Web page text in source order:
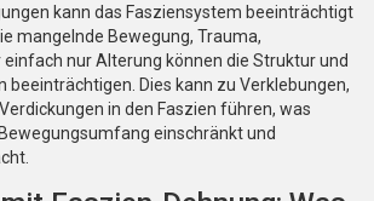
kann das Fasziensystem beeinträchtigt
mangelnde Bewegung, Trauma,
nur Alterung können die Struktur und
beeinträchtigen. Dies kann zu Verklebungen,
in den Faszien führen, was
einschränkt und